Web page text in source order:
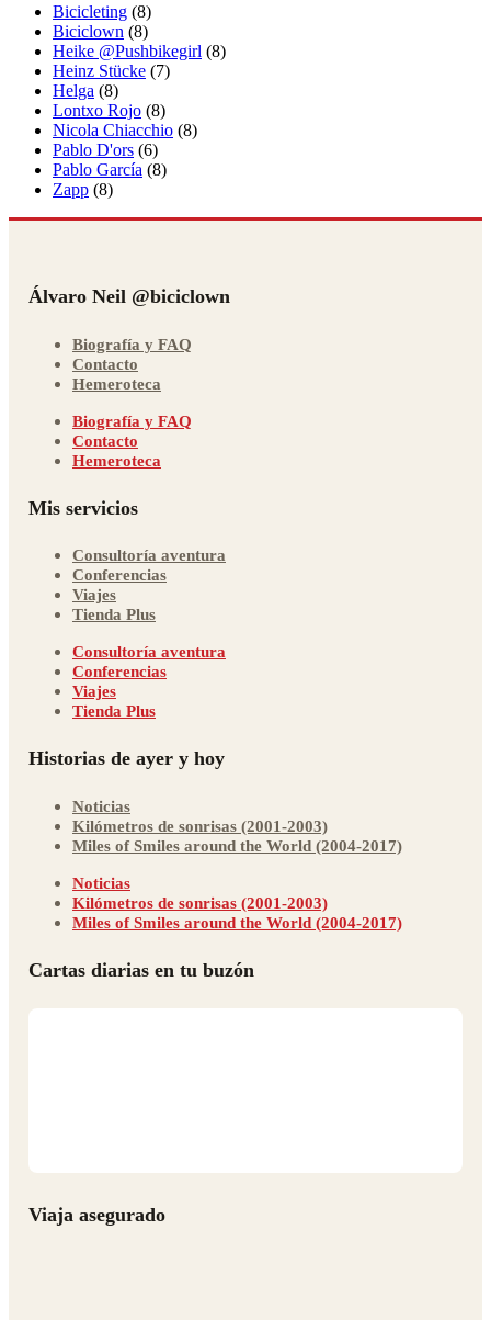
Bicicleting (8)
Biciclown (8)
Heike @Pushbikegirl (8)
Heinz Stücke (7)
Helga (8)
Lontxo Rojo (8)
Nicola Chiacchio (8)
Pablo D'ors (6)
Pablo García (8)
Zapp (8)
Álvaro Neil @biciclown
Biografía y FAQ
Contacto
Hemeroteca
Biografía y FAQ
Contacto
Hemeroteca
Mis servicios
Consultoría aventura
Conferencias
Viajes
Tienda Plus
Consultoría aventura
Conferencias
Viajes
Tienda Plus
Historias de ayer y hoy
Noticias
Kilómetros de sonrisas (2001-2003)
Miles of Smiles around the World (2004-2017)
Noticias
Kilómetros de sonrisas (2001-2003)
Miles of Smiles around the World (2004-2017)
Cartas diarias en tu buzón
Viaja asegurado